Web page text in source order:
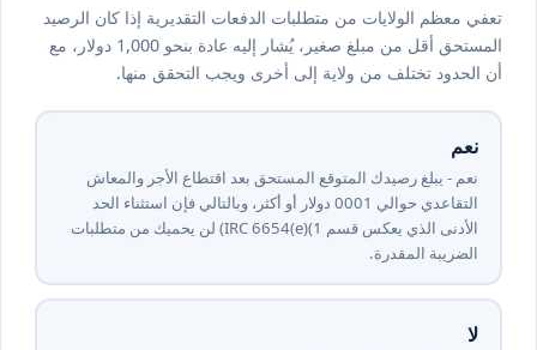
تعفي معظم الولايات من متطلبات الدفعات التقديرية إذا كان الرصيد
المستحق أقل من مبلغ صغير، يُشار إليه عادة بنحو 1,000 دولار، مع
أن الحدود تختلف من ولاية إلى أخرى ويجب التحقق منها.
نعم
نعم - يبلغ رصيدك المتوقع المستحق بعد اقتطاع الأجر والمعاش
التقاعدي حوالي ⁦1000⁩ دولار أو أكثر، وبالتالي فإن استثناء الحد
الأدنى الذي يعكس قسم IRC ⁦6654⁩(e)(⁦1⁩) لن يحميك من متطلبات
الضريبة المقدرة.
لا